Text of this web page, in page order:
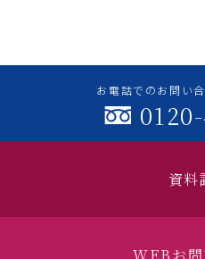
お電話でのお問い
資料
WEBお